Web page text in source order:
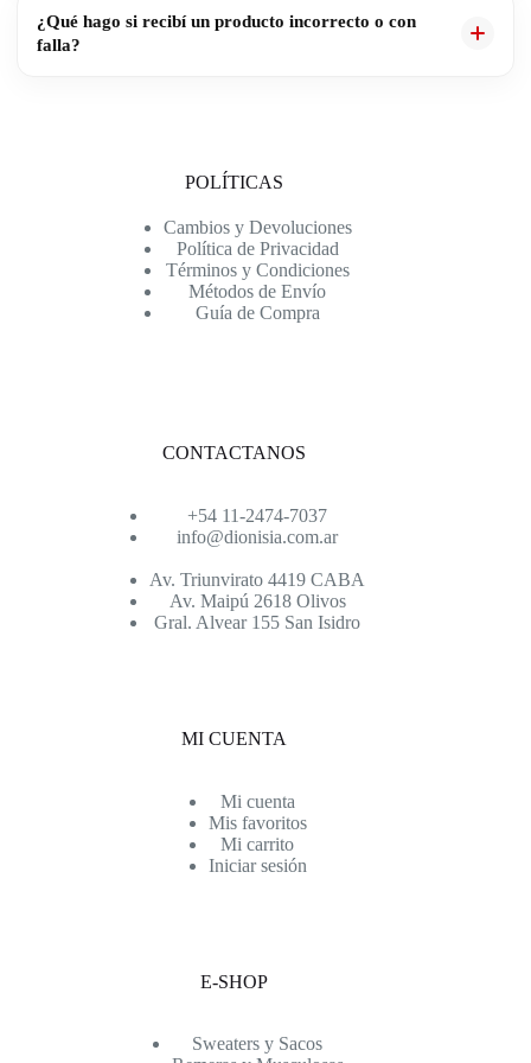
posible. Si el pedido todavía no fue preparado o despachado, vamos
a intentar ayudarte con la modificación.
¿Qué hago si recibí un producto incorrecto o con
falla?
POLÍTICAS
Cambios y Devoluciones
Política de Privacidad
Términos y Condiciones
Métodos de Envío
Guía de Compra
CONTACTANOS
+54 11-2474-7037
info@dionisia.com.ar
Av. Triunvirato 4419 CABA
Av. Maipú 2618 Olivos
Gral. Alvear 155 San Isidro
MI CUENTA
Mi cuenta
Mis favoritos
Mi carrito
Iniciar sesión
E-SHOP
Sweaters y Sacos